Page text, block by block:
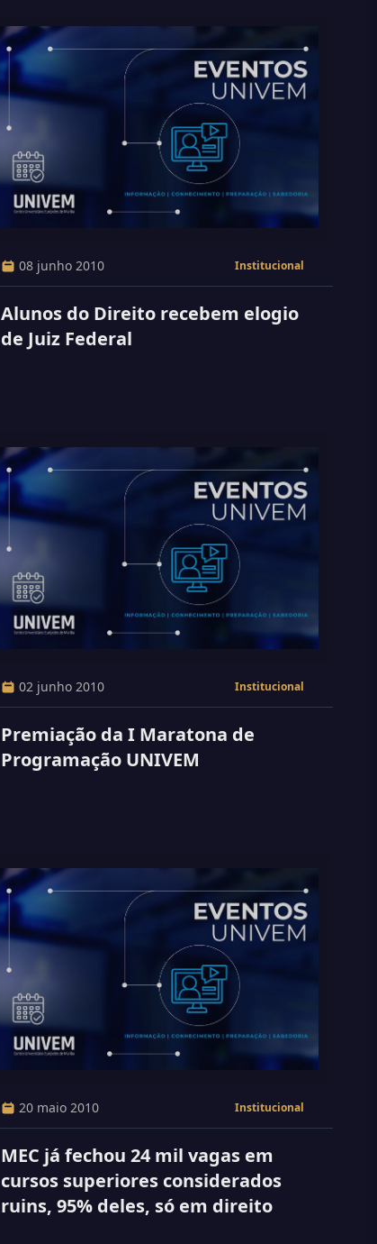
08 junho 2010 Institucional
Alunos do Direito recebem elogio
de Juiz Federal
02 junho 2010 Institucional
Premiação da I Maratona de
Programação UNIVEM
20 maio 2010 Institucional
MEC já fechou 24 mil vagas em
cursos superiores considerados
ruins, 95% deles, só em direito